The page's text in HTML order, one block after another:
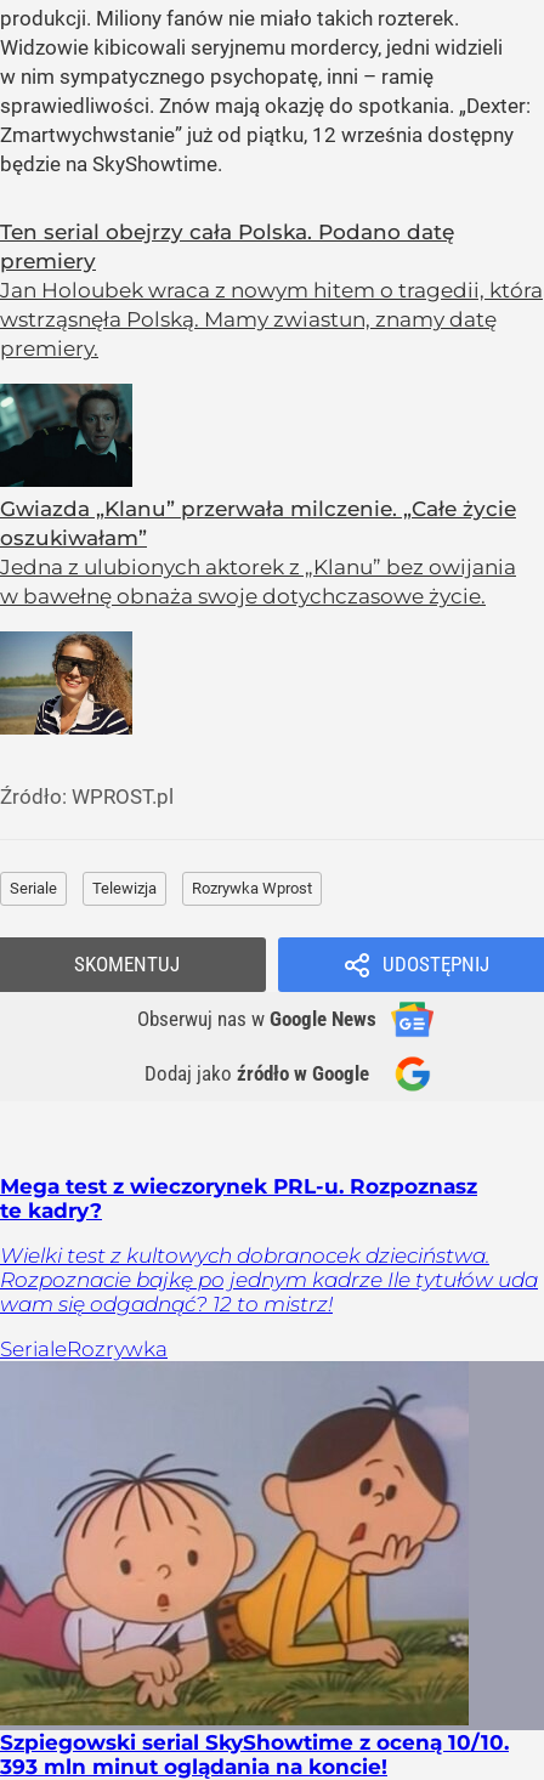
produkcji. Miliony fanów nie miało takich rozterek.
Widzowie kibicowali seryjnemu mordercy, jedni widzieli
w nim sympatycznego psychopatę, inni – ramię
sprawiedliwości. Znów mają okazję do spotkania. „Dexter:
Zmartwychwstanie” już od piątku, 12 września dostępny
będzie na SkyShowtime.
Ten serial obejrzy cała Polska. Podano datę
premiery
Jan Holoubek wraca z nowym hitem o tragedii, która
wstrząsnęła Polską. Mamy zwiastun, znamy datę
premiery.
Gwiazda „Klanu” przerwała milczenie. „Całe życie
oszukiwałam”
Jedna z ulubionych aktorek z „Klanu” bez owijania
w bawełnę obnaża swoje dotychczasowe życie.
Źródło: WPROST.pl
Seriale Telewizja Rozrywka Wprost
UDOSTĘPNIJ
Obserwuj nas w Google News
Dodaj jako źródło w Google
SKOMENTUJ
Mega test z wieczorynek PRL-u. Rozpoznasz
te kadry?
Wielki test z kultowych dobranocek dzieciństwa.
Rozpoznacie bajkę po jednym kadrze Ile tytułów uda
wam się odgadnąć? 12 to mistrz!
SerialeRozrywka
Szpiegowski serial SkyShowtime z oceną 10/10.
393 mln minut oglądania na koncie!